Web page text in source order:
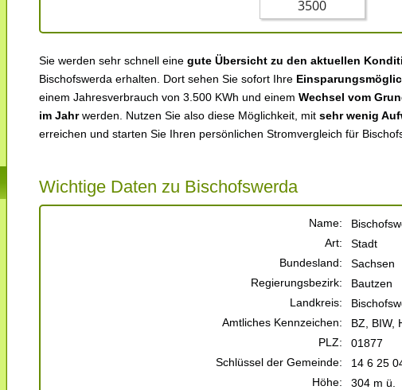
Sie werden sehr schnell eine gute Übersicht zu den aktuellen
Bischofswerda erhalten. Dort sehen Sie sofort Ihre
einem Jahresverbrauch von 3.500 KWh und einem Wechsel vom
im Jahrwerden. Nutzen Sie also diese Möglichkeit, mit sehr wenig
erreichen und starten Sie Ihren persönlichen Stromvergleich für
Wichtige Daten zu Bischofswerda
Name:
Art:
Stadt
Bundesland:
Sachsen
Regierungsbezirk:
Bautzen
Landkreis:
Amtliches Kennzeichen:
BZ, BIW,
PLZ:
01877
Schlüssel der Gemeinde:
14 6 25
Höhe:
304 m ü.